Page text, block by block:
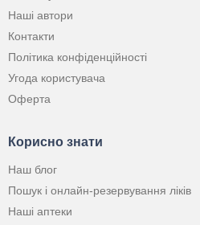
Наші автори
Контакти
Політика конфіденційності
Угода користувача
Оферта
Корисно знати
Наш блог
Пошук і онлайн-резервування ліків
Наші аптеки